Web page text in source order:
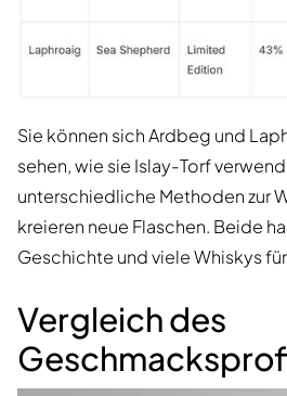
Sie können sich Ardbeg und
sehen, wie sie Islay-Torf
unterschiedliche Methoden zur
kreieren neue Flaschen. Beide
Geschichte und viele Whiskys für
Vergleich des